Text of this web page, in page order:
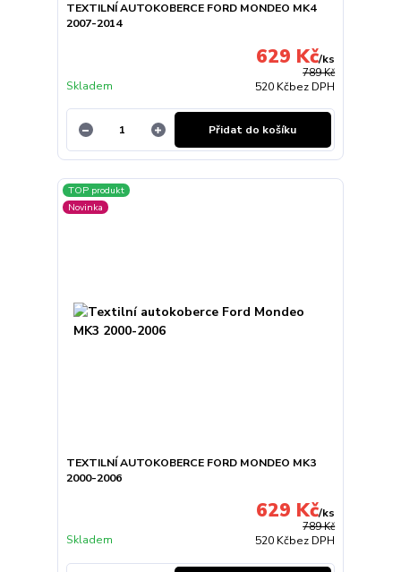
TEXTILNÍ AUTOKOBERCE FORD MONDEO MK4
2007-2014
789 Kč
629 Kč/ks
520 Kčbez DPH
Skladem
Přidat do košíku
TOP produkt
Novinka
TEXTILNÍ AUTOKOBERCE FORD MONDEO MK3
2000-2006
789 Kč
629 Kč/ks
520 Kčbez DPH
Skladem